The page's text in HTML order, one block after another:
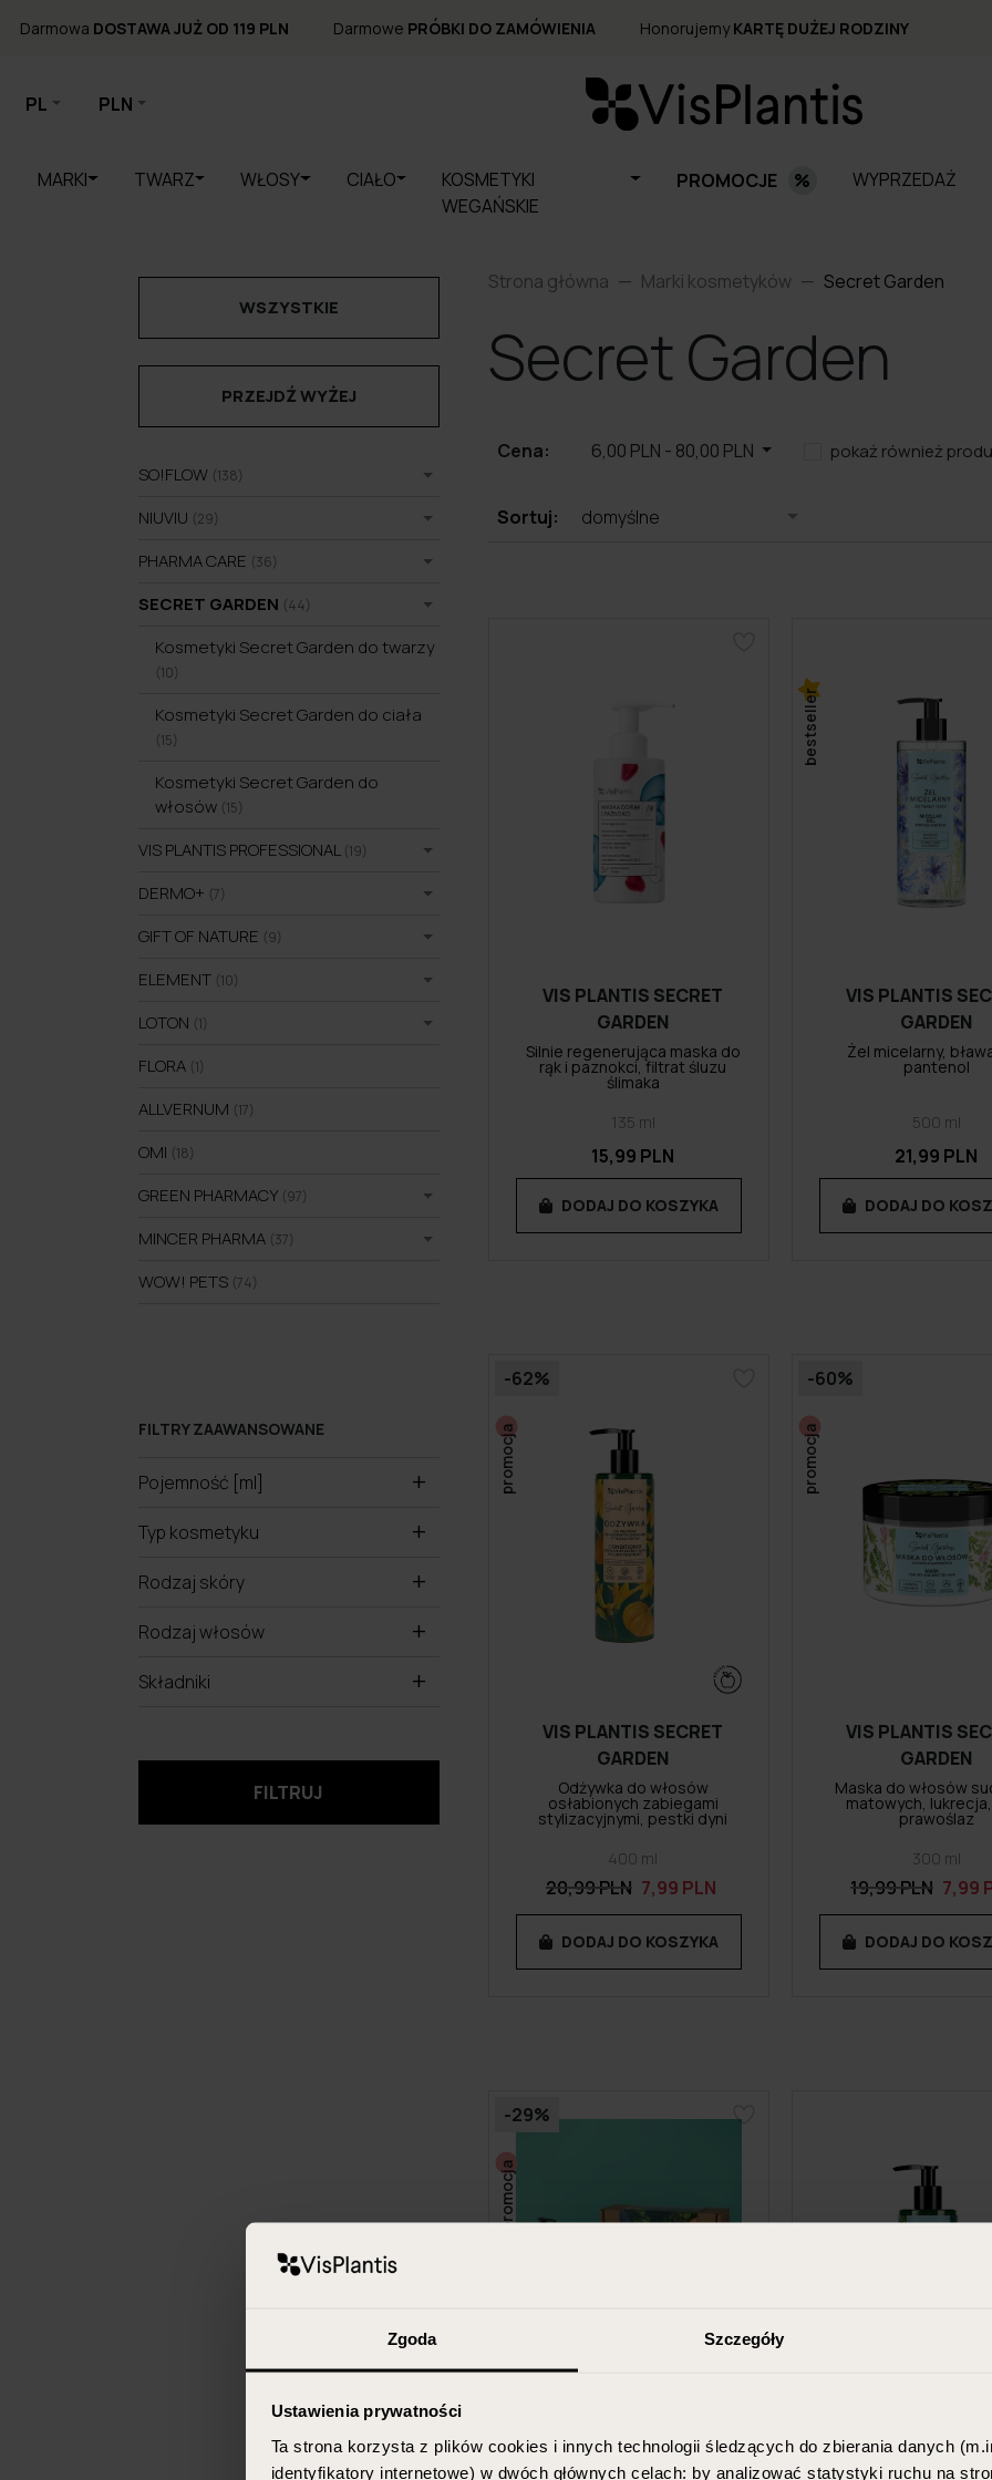
Zgoda Szczegóły
Ustawienia prywatności
Ta strona korzysta z plików cookies i innych technologii śledzących do zbierania danych
identyfikatory internetowe) w dwóch głównych celach: by analizować statystyki ruchu na
Darmowa DOSTAWA JUŻ OD 119 PLN Darmowe PRÓBKI DO ZAMÓWIENIA HonorujemyKARTĘ DUŻEJ RODZINY
PL PLN
MARKI TWARZ WŁOSY CIAŁO
KOSMETYKI
WEGAŃSKIE
PROMOCJE WYPRZEDAŻ
WSZYSTKIE
PRZEJDŹ WYŻEJ
SO!FLOW (138)
NIUVIU (29)
PHARMA CARE (36)
SECRET GARDEN (44)
Kosmetyki Secret Garden do twarzy
(10)
Kosmetyki Secret Garden do ciała
(15)
Kosmetyki Secret Garden do
włosów (15)
VIS PLANTIS PROFESSIONAL (19)
DERMO+ (7)
GIFT OF NATURE (9)
ELEMENT (10)
LOTON (1)
FLORA (1)
ALLVERNUM (17)
OMI (18)
GREEN PHARMACY (97)
MINCER PHARMA (37)
WOW! PETS (74)
FILTRY ZAAWANSOWANE
Pojemność [ml]
Typ kosmetyku
Rodzaj skóry
Rodzaj włosów
Składniki
FILTRUJ
Strona główna Marki kosmetyków Secret Garden
Secret Garden
Cena: 6,00 PLN - 80,00 PLN pokaż również
Sortuj: domyślne
VIS PLANTIS SECRET
GARDEN
Silnie regenerująca maska do
rąk i paznokci, filtrat śluzu
ślimaka
135 ml
15,99 PLN
DODAJ DO KOSZYKA
bestseller
VIS PLANTIS
GARDEN
Żel micelarny,
pantenol
500 ml
21,99 PLN
DODAJ DO
-62%
promocja
VIS PLANTIS SECRET
GARDEN
Odżywka do włosów
osłabionych zabiegami
stylizacyjnymi, pestki dyni
400 ml
20,99 PLN 7,99 PLN
DODAJ DO KOSZYKA
-60%
promocja
VIS PLANTIS
GARDEN
Maska do włosów
matowych,
prawoślaz
300 ml
19,99 PLN 7,99
DODAJ DO
-29%
promocja
VIS PLANTIS SECRET
VIS PLANTIS